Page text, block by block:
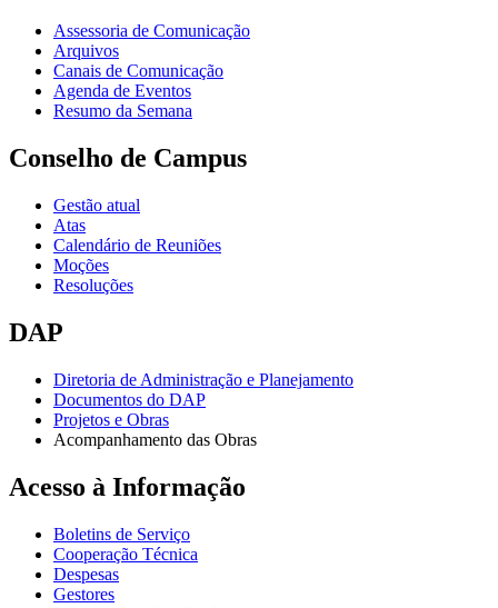
Assessoria de Comunicação
Arquivos
Canais de Comunicação
Agenda de Eventos
Resumo da Semana
Conselho de Campus
Gestão atual
Atas
Calendário de Reuniões
Moções
Resoluções
DAP
Diretoria de Administração e Planejamento
Documentos do DAP
Projetos e Obras
Acompanhamento das Obras
Acesso à Informação
Boletins de Serviço
Cooperação Técnica
Despesas
Gestores